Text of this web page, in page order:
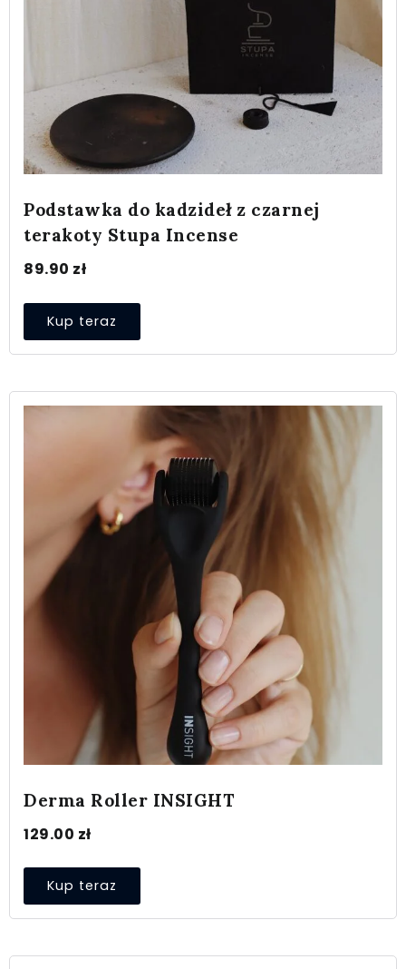
Podstawka do kadzideł z czarnej
terakoty Stupa Incense
89.90 zł
Kup teraz
Derma Roller INSIGHT
129.00 zł
Kup teraz